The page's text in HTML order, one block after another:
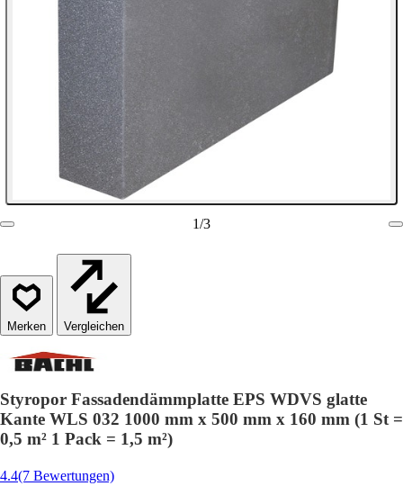
1/3
Vergleichen
Styropor Fassadendämmplatte EPS WDVS glatte
Kante WLS 032 1000 mm x 500 mm x 160 mm (1 St =
0,5 m² 1 Pack = 1,5 m²)
4.4(7 Bewertungen)